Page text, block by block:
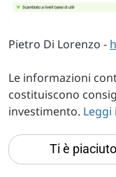
Pietro Di Lorenzo -
Le informazioni
costituiscono
investimento. Leggi
Ti è